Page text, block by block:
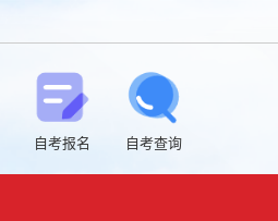
自考报名 自考查询